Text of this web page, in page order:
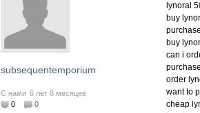
subsequentemporium
С нами 6 лет 8 месяцев
0
0
lynoral
buy
buy
can i
order
want to
cheap